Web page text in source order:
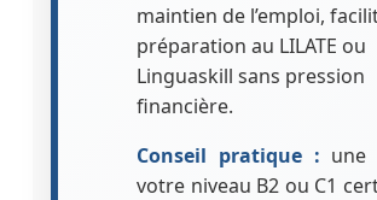
maintien de l’emploi,
préparation au LILATE ou
Linguaskill sans pression
financière.
Conseil pratique : une
votre niveau B2 ou C1